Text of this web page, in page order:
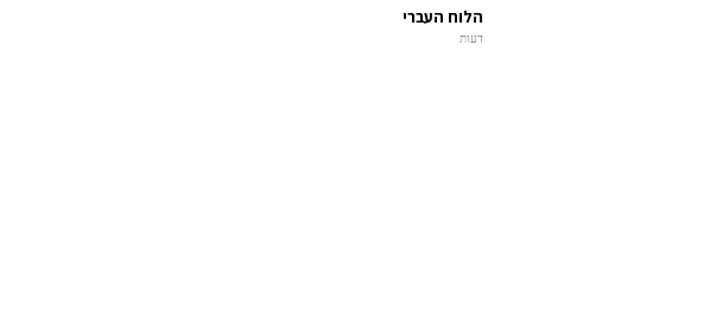
הלוח העברי
דעות